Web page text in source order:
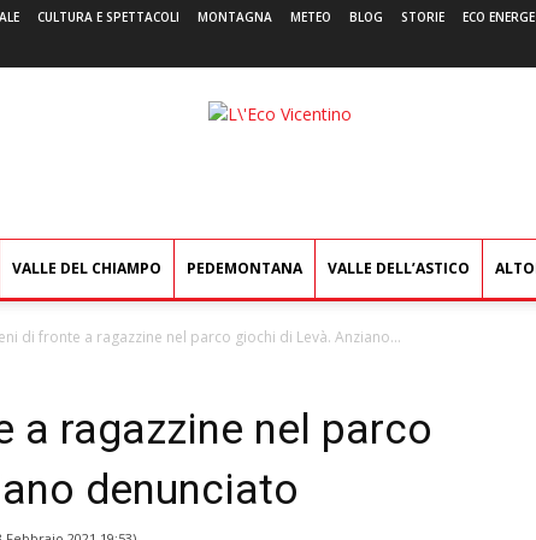
CULTURA E SPETTACOLI MONTAGNA METEO BLOG STORIE ECO
L'Eco
VALLE DEL CHIAMPO PEDEMONTANA VALLE DELL’ASTICO
di fronte a ragazzine nel parco giochi di Levà. Anziano...
ragazzine nel parco
denunciato